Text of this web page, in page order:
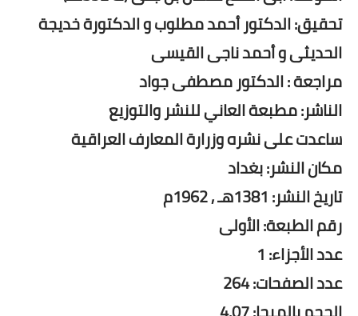
تحقيق: الدكتور أحمد مطلوب و الدكتورة خديجة
الحديثى و أحمد ناجى القيسى
مراجعة : الدكتور مصطفى جواد
الناشر: مطبعة العاني للنشر والتوزيع
ساعدت على نشره وزرارة المعارف العراقية
مكان النشر: بغداد
تاريخ النشر: 1381هـ , 1962م
رقم الطبعة: الأولى
عدد الأجزاء: 1
عدد الصفحات: 264